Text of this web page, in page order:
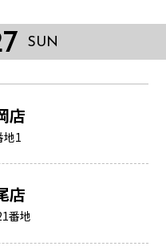
SUN
店
地1
店
番地